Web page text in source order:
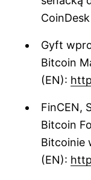
Gyft
Bitcoin
(EN):
FinCEN,
Bitcoin
Bitcoinie
(EN):